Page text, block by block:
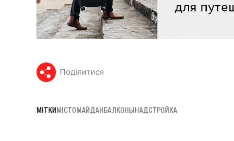
Поділитися
МІТКИМІСТОМАЙДАНБАЛКОНЫНАДСТРОЙКА